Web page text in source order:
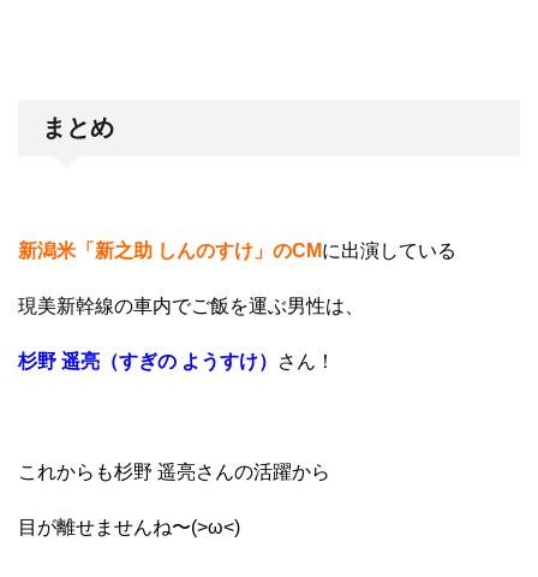
まとめ
新潟米「新之助 しんのすけ」のCMに出演している
現美新幹線の車内でご飯を運ぶ男性は、
杉野 遥亮（すぎの ようすけ） さん！
これからも杉野 遥亮さんの活躍から
目が離せませんね〜(>ω<)